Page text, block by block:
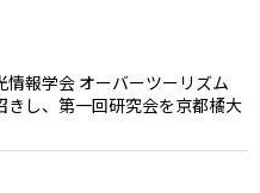
報学会 オーバーツーリズム
し、第一回研究会を京都橘大